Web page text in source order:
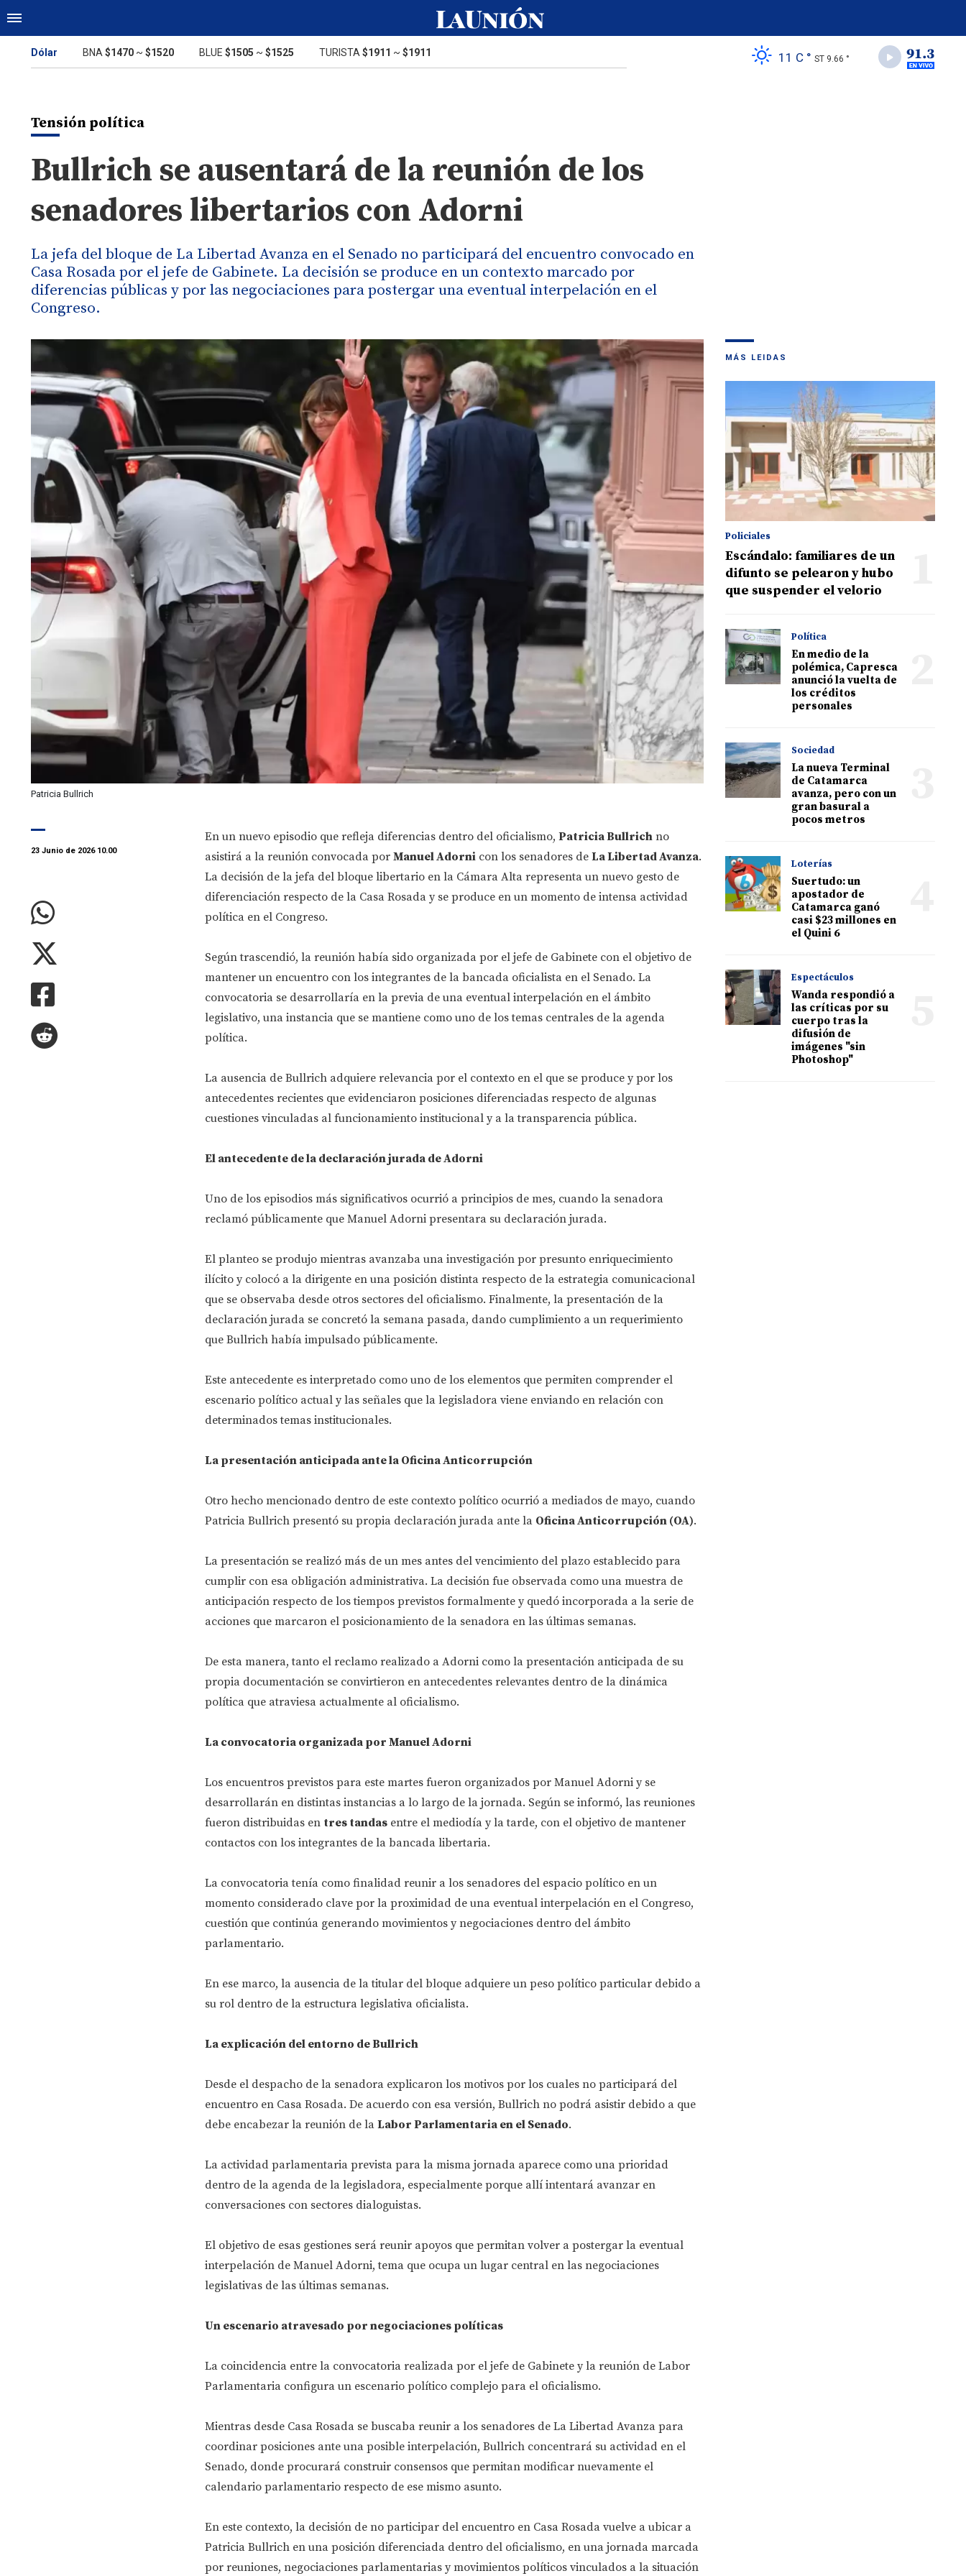
Dólar BNA $1470 ~ $1520 BLUE $1505 ~ $1525 TURISTA $1911 ~ $1911 11 C ° ST 9.66 °
Tensión política
Bullrich se ausentará de la reunión de los
senadores libertarios con Adorni
La jefa del bloque de La Libertad Avanza en el Senado no participará del encuentro convocado en
Casa Rosada por el jefe de Gabinete. La decisión se produce en un contexto marcado por
diferencias públicas y por las negociaciones para postergar una eventual interpelación en el
Congreso.
Patricia Bullrich
23 Junio de 2026 10.00
En un nuevo episodio que refleja diferencias dentro del oficialismo, Patricia Bullrichno
asistirá a la reunión convocada por Manuel Adornicon los senadores de La Libertad Avanza.
La decisión de la jefa del bloque libertario en la Cámara Alta representa un nuevo gesto de
diferenciación respecto de la Casa Rosada y se produce en un momento de intensa actividad
política en el Congreso.
Según trascendió, la reunión había sido organizada por el jefe de Gabinete con el objetivo de
mantener un encuentro con los integrantes de la bancada oficialista en el Senado. La
convocatoria se desarrollaría en la previa de una eventual interpelación en el ámbito
legislativo, una instancia que se mantiene como uno de los temas centrales de la agenda
política.
La ausencia de Bullrich adquiere relevancia por el contexto en el que se produce y por los
antecedentes recientes que evidenciaron posiciones diferenciadas respecto de algunas
cuestiones vinculadas al funcionamiento institucional y a la transparencia pública.
El antecedente de la declaración jurada de Adorni
Uno de los episodios más significativos ocurrió a principios de mes, cuando la senadora
reclamó públicamente que Manuel Adorni presentara su declaración jurada.
El planteo se produjo mientras avanzaba una investigación por presunto enriquecimiento
ilícito y colocó a la dirigente en una posición distinta respecto de la estrategia comunicacional
que se observaba desde otros sectores del oficialismo. Finalmente, la presentación de la
declaración jurada se concretó la semana pasada, dando cumplimiento a un requerimiento
que Bullrich había impulsado públicamente.
Este antecedente es interpretado como uno de los elementos que permiten comprender el
escenario político actual y las señales que la legisladora viene enviando en relación con
determinados temas institucionales.
La presentación anticipada ante la Oficina Anticorrupción
Otro hecho mencionado dentro de este contexto político ocurrió a mediados de mayo, cuando
Patricia Bullrich presentó su propia declaración jurada ante la Oficina Anticorrupción (OA).
La presentación se realizó más de un mes antes del vencimiento del plazo establecido para
cumplir con esa obligación administrativa. La decisión fue observada como una muestra de
anticipación respecto de los tiempos previstos formalmente y quedó incorporada a la serie de
acciones que marcaron el posicionamiento de la senadora en las últimas semanas.
De esta manera, tanto el reclamo realizado a Adorni como la presentación anticipada de su
propia documentación se convirtieron en antecedentes relevantes dentro de la dinámica
política que atraviesa actualmente al oficialismo.
La convocatoria organizada por Manuel Adorni
Los encuentros previstos para este martes fueron organizados por Manuel Adorni y se
desarrollarán en distintas instancias a lo largo de la jornada. Según se informó, las reuniones
fueron distribuidas en tres tandasentre el mediodía y la tarde, con el objetivo de mantener
contactos con los integrantes de la bancada libertaria.
La convocatoria tenía como finalidad reunir a los senadores del espacio político en un
momento considerado clave por la proximidad de una eventual interpelación en el Congreso,
cuestión que continúa generando movimientos y negociaciones dentro del ámbito
parlamentario.
En ese marco, la ausencia de la titular del bloque adquiere un peso político particular debido a
su rol dentro de la estructura legislativa oficialista.
La explicación del entorno de Bullrich
Desde el despacho de la senadora explicaron los motivos por los cuales no participará del
encuentro en Casa Rosada. De acuerdo con esa versión, Bullrich no podrá asistir debido a que
debe encabezar la reunión de la Labor Parlamentaria en el Senado.
La actividad parlamentaria prevista para la misma jornada aparece como una prioridad
dentro de la agenda de la legisladora, especialmente porque allí intentará avanzar en
conversaciones con sectores dialoguistas.
El objetivo de esas gestiones será reunir apoyos que permitan volver a postergar la eventual
interpelación de Manuel Adorni, tema que ocupa un lugar central en las negociaciones
legislativas de las últimas semanas.
Un escenario atravesado por negociaciones políticas
La coincidencia entre la convocatoria realizada por el jefe de Gabinete y la reunión de Labor
Parlamentaria configura un escenario político complejo para el oficialismo.
Mientras desde Casa Rosada se buscaba reunir a los senadores de La Libertad Avanza para
coordinar posiciones ante una posible interpelación, Bullrich concentrará su actividad en el
Senado, donde procurará construir consensos que permitan modificar nuevamente el
calendario parlamentario respecto de ese mismo asunto.
En este contexto, la decisión de no participar del encuentro en Casa Rosada vuelve a ubicar a
Patricia Bullrich en una posición diferenciada dentro del oficialismo, en una jornada marcada
por reuniones, negociaciones parlamentarias y movimientos políticos vinculados a la situación
MÁS LEIDAS
Policiales
Escándalo: familiares de un
difunto se pelearon y hubo
que suspender el velorio
Política
En medio de la
polémica, Capresca
anunció la vuelta de
los créditos
personales
Sociedad
La nueva Terminal
de Catamarca
avanza, pero con un
gran basural a
pocos metros
Loterías
Suertudo: un
apostador de
Catamarca ganó
casi $23 millones en
el Quini 6
Espectáculos
Wanda respondió a
las críticas por su
cuerpo tras la
difusión de
imágenes "sin
Photoshop"